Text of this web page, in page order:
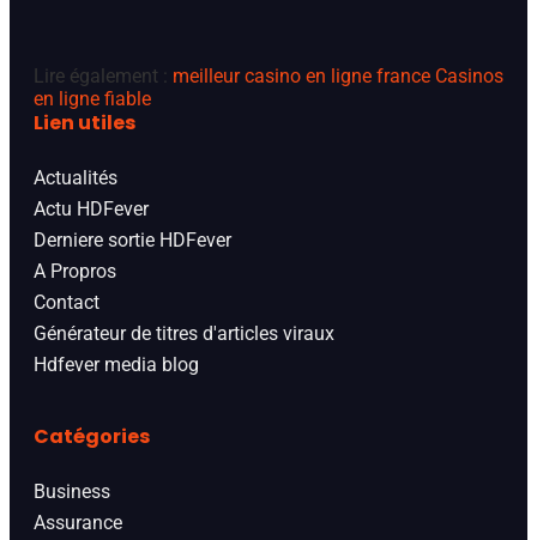
Lire également : meilleur casino en ligne france Casinos
en ligne fiable
Lien utiles
Actualités
Actu HDFever
Derniere sortie HDFever
A Propros
Contact
Générateur de titres d'articles viraux
Hdfever media blog
Catégories
Business
Assurance